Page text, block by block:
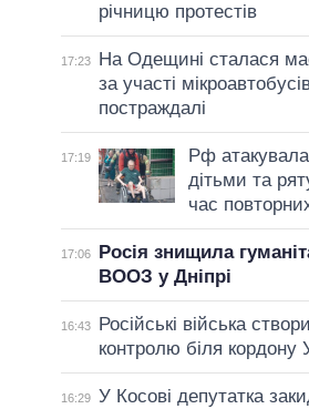
річницю протестів
17:23
На Одещині сталася
за участі
постраждалі
17:19
Рф
дітьми та
час
17:06
Росія знищила
ВООЗ у Дніпрі
16:43
Російські війська
контролю біля кордону
16:29 У Косові депутатка